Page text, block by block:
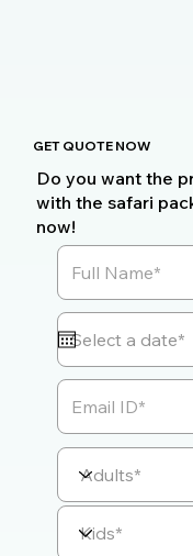
GET QUOTE NOW
Do you want the
with the safari
now!